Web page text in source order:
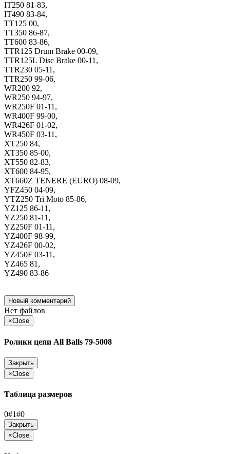
IT250 81-83,
IT490 83-84,
TT125 00,
TT350 86-87,
TT600 83-86,
TTR125 Drum Brake 00-09,
TTR125L Disc Brake 00-11,
TTR230 05-11,
TTR250 99-06,
WR200 92,
WR250 94-97,
WR250F 01-11,
WR400F 99-00,
WR426F 01-02,
WR450F 03-11,
XT250 84,
XT350 85-00,
XT550 82-83,
XT600 84-95,
XT660Z TENERE (EURO) 08-09,
YFZ450 04-09,
YTZ250 Tri Moto 85-86,
YZ125 86-11,
YZ250 81-11,
YZ250F 01-11,
YZ400F 98-99,
YZ426F 00-02,
YZ450F 03-11,
YZ465 81,
YZ490 83-86
Новый комментарий
Нет файлов
×Close
Ролики цепи All Balls 79-5008
Закрыть
×Close
Таблица размеров
0#1#0
Закрыть
×Close